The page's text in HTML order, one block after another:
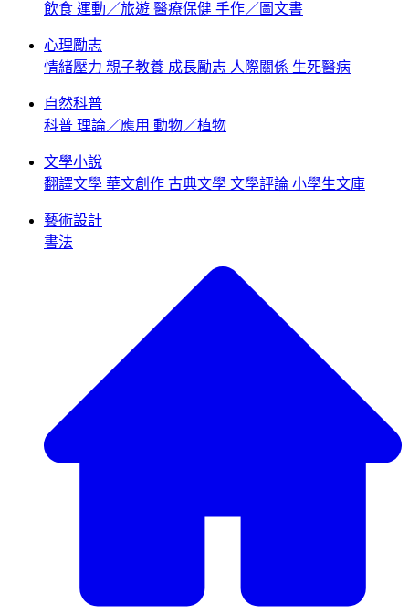
飲食 運動／旅遊 醫療保健 手作／圖文書
心理勵志
情緒壓力 親子教養 成長勵志 人際關係 生死醫病
自然科普
科普 理論／應用 動物／植物
文學小說
翻譯文學 華文創作 古典文學 文學評論 小學生文庫
藝術設計
書法